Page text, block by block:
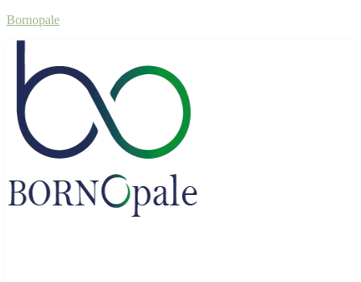
Bornopale